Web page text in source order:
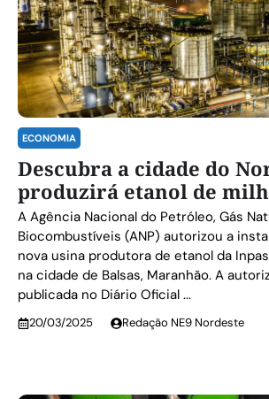
ECONOMIA
Descubra a cidade do
produzirá etanol de
A Agência Nacional do Petróleo, Gás
Biocombustíveis (ANP) autorizou a
nova usina produtora de etanol da
na cidade de Balsas, Maranhão. A
publicada no Diário Oficial ...
20/03/2025 Redação NE9 Nordeste